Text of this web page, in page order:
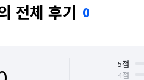
전체 후기 0
5점
4점